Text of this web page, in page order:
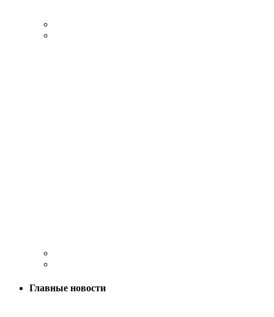
Главные новости